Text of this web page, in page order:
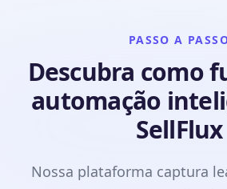
PASSO A
Descubra como
automação
SellFlux
Nossa plataforma captura